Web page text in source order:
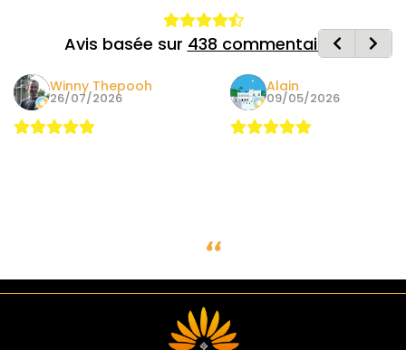
Avis basée sur 438 commentaires
Winny Thepooh
26/07/2026
Alain
09/05/2026